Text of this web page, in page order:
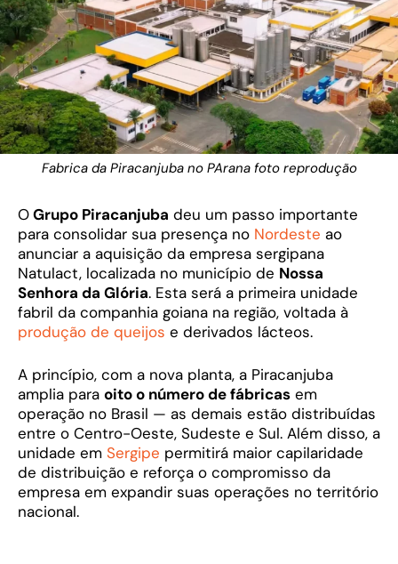
Fabrica da Piracanjuba no PArana foto reprodução
OGrupo Piracanjuba deu um passo importante
para consolidar sua presença no Nordeste ao
anunciar a aquisição da empresa sergipana
Natulact, localizada no município de Nossa
Senhora da Glória. Esta será a primeira unidade
fabril da companhia goiana na região, voltada à
produção de queijos e derivados lácteos.
A princípio, com a nova planta, a Piracanjuba
amplia para oito o número de fábricas em
operação no Brasil — as demais estão distribuídas
entre o Centro-Oeste, Sudeste e Sul. Além disso, a
unidade em Sergipe permitirá maior capilaridade
de distribuição e reforça o compromisso da
empresa em expandir suas operações no território
nacional.